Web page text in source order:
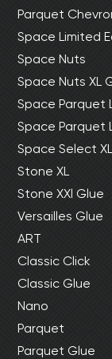
Parquet
Space Limited
Space Nuts
Space Nuts XL
Space Parquet
Space Parquet
Space Select XL
Stone XL
Stone XXl Glue
Versailles Glue
ART
Classic Click
Classic Glue
Nano
Parquet
Parquet Glue